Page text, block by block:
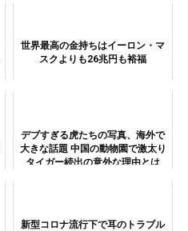
世界最高の金持ちはイーロン・マ
スクよりも26兆円も裕福
デブすぎる虎たちの写真、海外で
大きな話題 中国の動物園で激太り
タイガー続出の意外な理由とは
新型コロナ流行下で耳のトラブル